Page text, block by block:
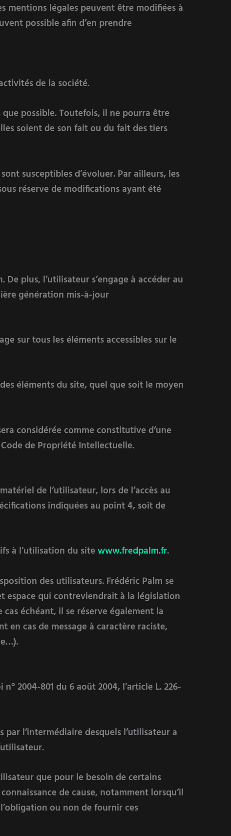
mentions légales peuvent être modifiées à
possible afin d’en prendre
de la société.
possible. Toutefois, il ne pourra être
soient de son fait ou du fait des tiers
susceptibles d’évoluer. Par ailleurs, les
réserve de modifications ayant été
plus, l’utilisateur s’engage à accéder au
génération mis-à-jour
sur tous les éléments accessibles sur le
éléments du site, quel que soit le moyen
considérée comme constitutive d’une
de Propriété Intellectuelle.
de l’utilisateur, lors de l’accès au
indiquées au point 4, soit de
à l’utilisation du site www.fredpalm.fr.
des utilisateurs. Frédéric Palm se
espace qui contreviendrait à la législation
échéant, il se réserve également la
cas de message à caractère raciste,
2004-801 du 6 août 2004, l’article L. 226-
par l’intermédiaire desquels l’utilisateur a
que pour le besoin de certains
de cause, notamment lorsqu’il
l’obligation ou non de fournir ces